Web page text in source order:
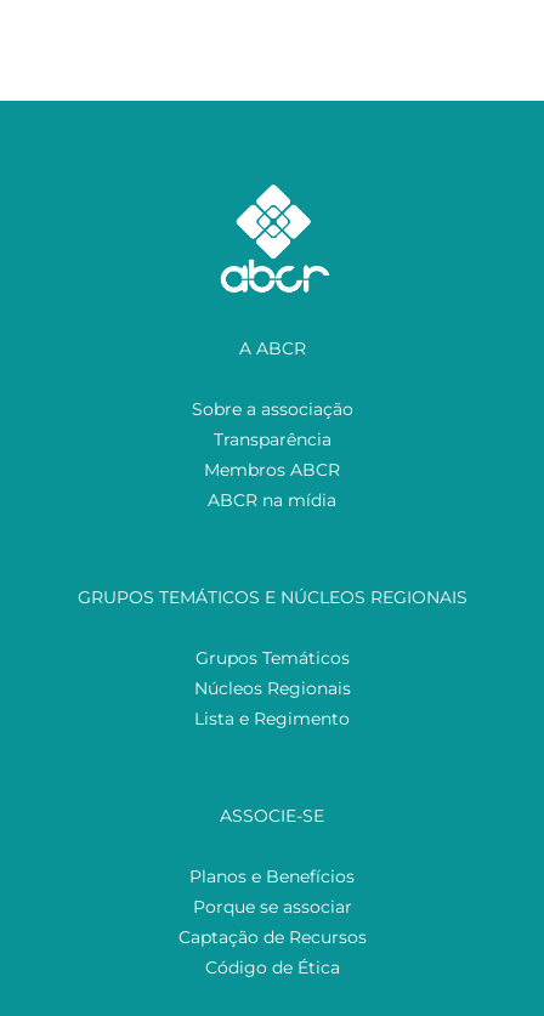
A ABCR
Sobre a associação
Transparência
Membros ABCR
ABCR na mídia
GRUPOS TEMÁTICOS E NÚCLEOS REGIONAIS
Grupos Temáticos
Núcleos Regionais
Lista e Regimento
ASSOCIE-SE
Planos e Benefícios
Porque se associar
Captação de Recursos
Código de Ética